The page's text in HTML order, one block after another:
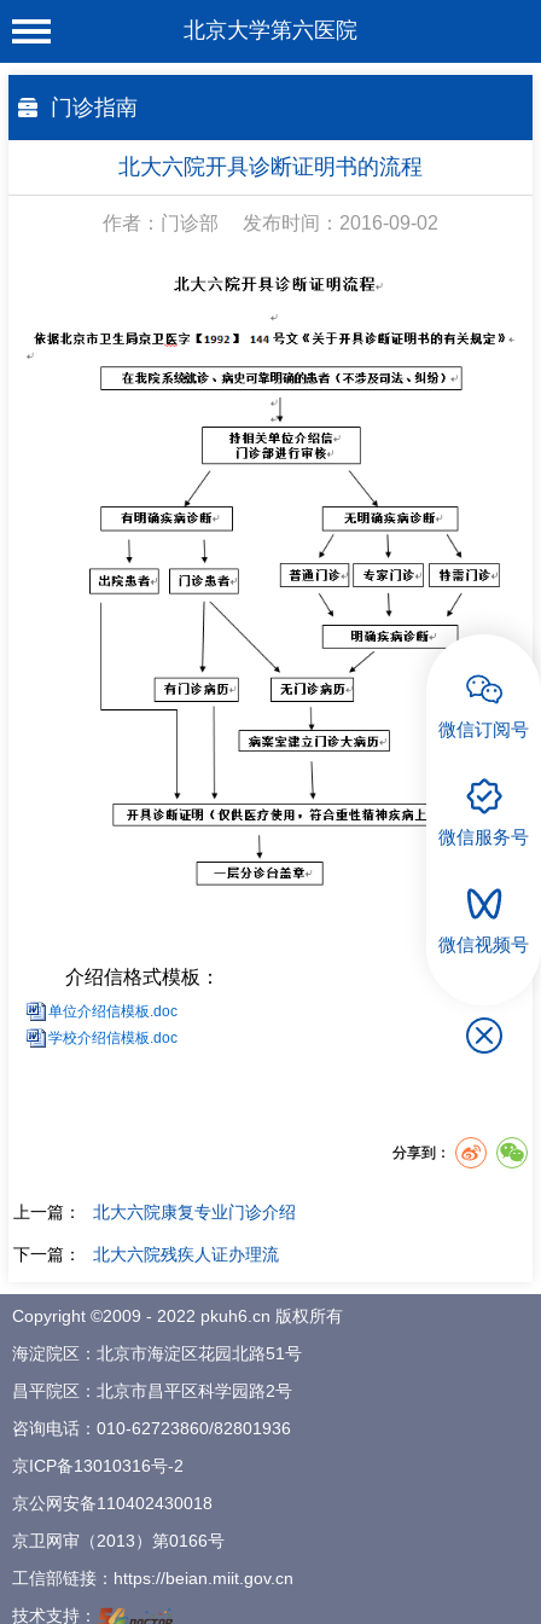
北京大学第六医院
医院概况
科室介绍
专家介绍
就诊服务
科学研究
教育培训
合作支援
招聘专栏
门诊指南
北大六院开具诊断证明书的流程
作者：门诊部 发布时间：2016-09-02
介绍信格式模板：
单位介绍信模板.doc
学校介绍信模板.doc
分享到：
上一篇： 北大六院康复专业门诊介绍
下一篇： 北大六院残疾人证办理流
Copyright ©2009 - 2022 pkuh6.cn 版权所有
海淀院区：北京市海淀区花园北路51号
昌平院区：北京市昌平区科学园路2号
咨询电话： 010-62723860/82801936
京ICP备13010316号-2
京公网安备110402430018
京卫网审（2013）第0166号
工信部链接： https://beian.miit.gov.cn
技术支持：
微信订阅号
微信服务号
微信视频号